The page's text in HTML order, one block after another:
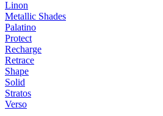
Linon
Metallic Shades
Palatino
Protect
Recharge
Retrace
Shape
Solid
Stratos
Verso